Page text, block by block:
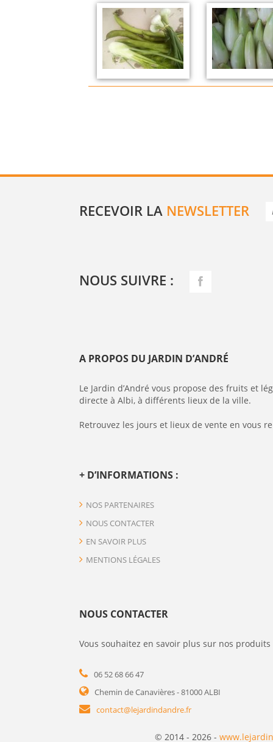
RECEVOIR LA NEWSLETTER
NOUS SUIVRE :
A PROPOS DU JARDIN D’ANDRÉ
Le Jardin d’André vous propose des fruits et
directe à Albi, à différents lieux de la ville.
Retrouvez les jours et lieux de vente en vous
+ D’INFORMATIONS :
NOS PARTENAIRES
NOUS CONTACTER
EN SAVOIR PLUS
MENTIONS LÉGALES
NOUS CONTACTER
Vous souhaitez en savoir plus sur nos
06 52 68 66 47
Chemin de Canavières - 81000 ALBI
contact@lejardindandre.fr
© 2014 - 2026 -